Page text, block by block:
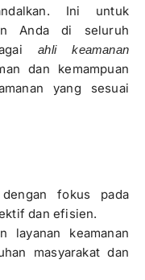
Ini untuk
Anda di seluruh
ahli keamanan
dan kemampuan
yang sesuai
fokus pada
dan efisien.
layanan keamanan
masyarakat dan